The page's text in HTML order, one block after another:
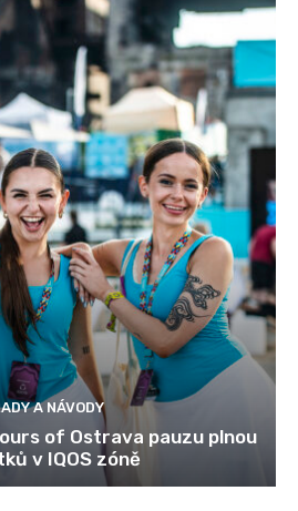
A NÁVODY
of Ostrava pauzu plnou
v IQOS zóně